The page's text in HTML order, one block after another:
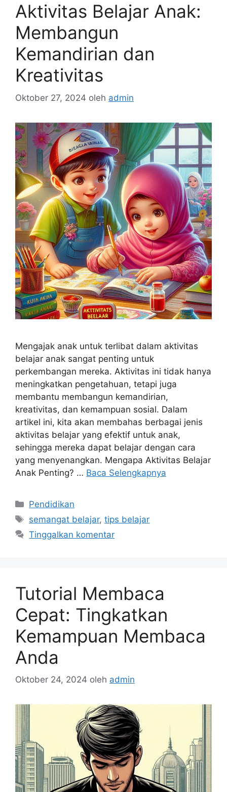
Aktivitas Belajar Anak:
Membangun
Kemandirian dan
Kreativitas
Oktober 27, 2024 oleh admin
Mengajak anak untuk terlibat dalam aktivitas
belajar anak sangat penting untuk
perkembangan mereka. Aktivitas ini tidak hanya
meningkatkan pengetahuan, tetapi juga
membantu membangun kemandirian,
kreativitas, dan kemampuan sosial. Dalam
artikel ini, kita akan membahas berbagai jenis
aktivitas belajar yang efektif untuk anak,
sehingga mereka dapat belajar dengan cara
yang menyenangkan. Mengapa Aktivitas Belajar
Anak Penting? … Baca Selengkapnya
Kategori
Pendidikan
Tag
semangat belajar,tips belajar
Tinggalkan komentar
Tutorial Membaca
Cepat: Tingkatkan
Kemampuan Membaca
Anda
Oktober 24, 2024 oleh admin